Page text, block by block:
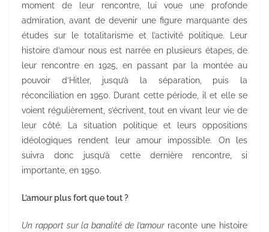
moment de leur rencontre, lui voue une profonde
admiration, avant de devenir une figure marquante des
études sur le totalitarisme et l’activité politique. Leur
histoire d’amour nous est narrée en plusieurs étapes, de
leur rencontre en 1925, en passant par la montée au
pouvoir d’Hitler, jusqu’à la séparation, puis la
réconciliation en 1950. Durant cette période, il et elle se
voient régulièrement, s’écrivent, tout en vivant leur vie de
leur côté. La situation politique et leurs oppositions
idéologiques rendent leur amour impossible. On les
suivra donc jusqu’à cette dernière rencontre, si
importante, en 1950.
L’amour plus fort que tout ?
Un rapport sur la banalité de l’amourraconte une histoire